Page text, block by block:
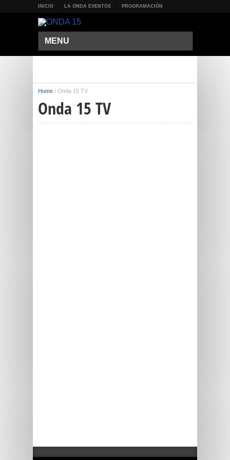
INICIO LA ONDA EVENTOS PROGRAMACIÓN
MENU
Home / Onda 15 TV
Onda 15 TV